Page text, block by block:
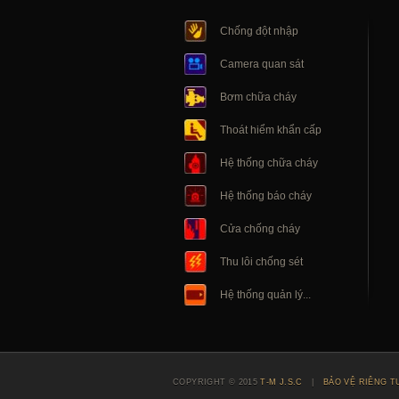
Chống đột nhập
Camera quan sát
Bơm chữa cháy
Thoát hiểm khẩn cấp
Hệ thống chữa cháy
Hệ thống báo cháy
Cửa chống cháy
Thu lôi chống sét
Hệ thống quản lý...
COPYRIGHT © 2015T-M J.S.C BẢO VỆ RIÊNG